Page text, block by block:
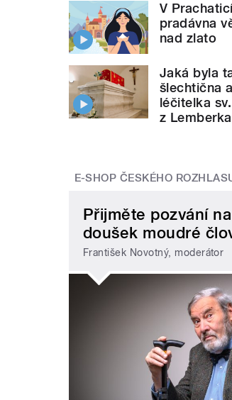
V
pradávna
nad zlato
Jaká byla
šlechtična
léčitelka
z
E-SHOP ČESKÉHO
Přijměte pozvání
doušek moudré
František Novotný, moderátor